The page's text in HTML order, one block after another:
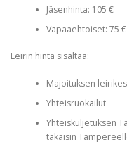
Jäsenhinta: 105 €
Vapaaehtoiset: 75 €
Leirin hinta sisältää:
Majoituksen
Yhteisruokailut
Yhteiskuljetuksen
takaisin